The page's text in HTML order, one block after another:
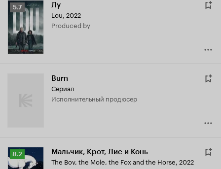
Рейтинг
Кинопоиска
5.7
5.7 Лу
Lou, 2022
produced by
Burn
Сериал
исполнительный продюсер
Рейтинг
Кинопоиска
8.2 Мальчик, Крот, Лис и Конь
The Boy, the Mole, the Fox and the Horse, 2022